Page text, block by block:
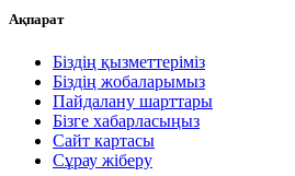
Ақпарат
Біздің қызметтеріміз
Біздің жобаларымыз
Пайдалану шарттары
Бізге хабарласыңыз
Сайт картасы
Сұрау жіберу